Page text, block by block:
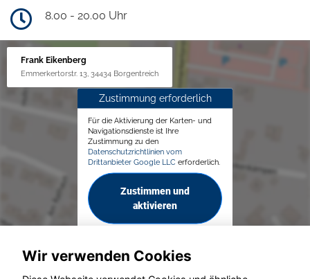
8.00 - 20.00 Uhr
Frank Eikenberg
Emmerkertorstr. 13, 34434 Borgentreich
Zustimmung erforderlich
Für die Aktivierung der Karten- und
Navigationsdienste ist Ihre
Zustimmung zu den
Datenschutzrichtlinien vom
Drittanbieter Google LLC erforderlich.
Zustimmen und
aktivieren
Wir verwenden Cookies